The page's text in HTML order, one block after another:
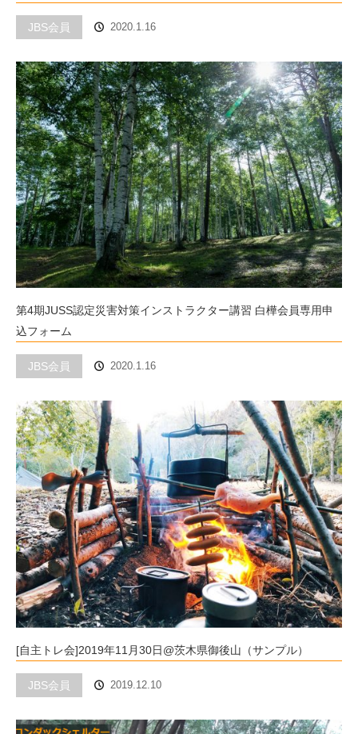
JBS会員 2020.1.16
第4期JUSS認定災害対策インストラクター講習 白樺会員専用申
込フォーム
JBS会員 2020.1.16
[自主トレ会]2019年11月30日@茨木県御後山（サンプル）
JBS会員 2019.12.10